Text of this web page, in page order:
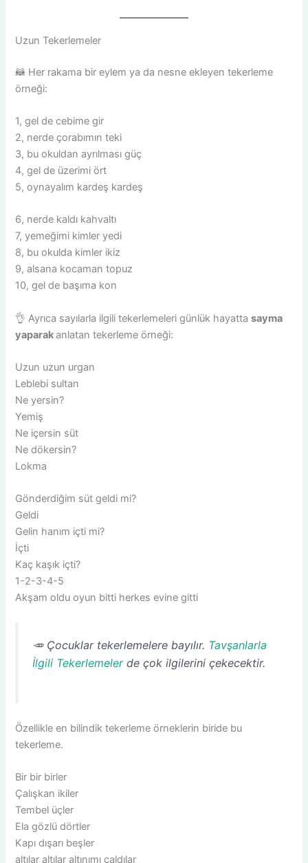
Uzun Tekerlemeler
🦝 Her rakama bir eylem ya da nesne ekleyen tekerleme
örneği:
1, gel de cebime gir
2, nerde çorabımın teki
3, bu okuldan ayrılması güç
4, gel de üzerimi ört
5, oynayalım kardeş kardeş
6, nerde kaldı kahvaltı
7, yemeğimi kimler yedi
8, bu okulda kimler ikiz
9, alsana kocaman topuz
10, gel de başıma kon
👌 Ayrıca sayılarla ilgili tekerlemeleri günlük hayattasayma
yaparakanlatan tekerleme örneği:
Uzun uzun urgan
Leblebi sultan
Ne yersin?
Yemiş
Ne içersin süt
Ne dökersin?
Lokma
Gönderdiğim süt geldi mi?
Geldi
Gelin hanım içti mi?
İçti
Kaç kaşık içti?
1-2-3-4-5
Akşam oldu oyun bitti herkes evine gitti
🥕 Çocuklar tekerlemelere bayılır. Tavşanlarla
İlgili Tekerlemelerde çok ilgilerini çekecektir.
Özellikle en bilindik tekerleme örneklerin biride bu
tekerleme.
Bir bir birler
Çalışkan ikiler
Tembel üçler
Ela gözlü dörtler
Kapı dışarı beşler
altılar altılar altınımı çaldılar